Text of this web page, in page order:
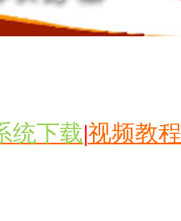
统下载|视频教程